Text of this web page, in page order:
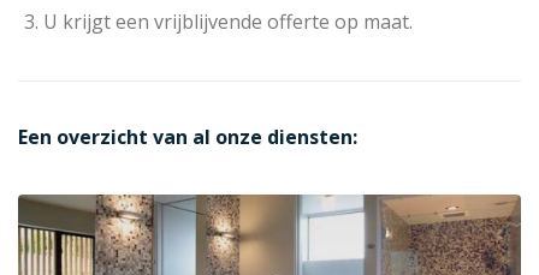
U krijgt een vrijblijvende offerte op maat.
Een overzicht van al onze diensten: